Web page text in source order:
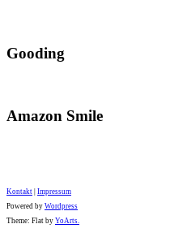
Gooding
Amazon Smile
Kontakt Impressum
Powered by Wordpress
Theme: Flat by YoArts.